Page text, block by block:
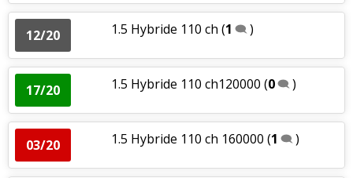
12/20 1.5 Hybride 110 ch (1 )
17/20 1.5 Hybride 110 ch120000 (0 )
03/20 1.5 Hybride 110 ch 160000 (1 )